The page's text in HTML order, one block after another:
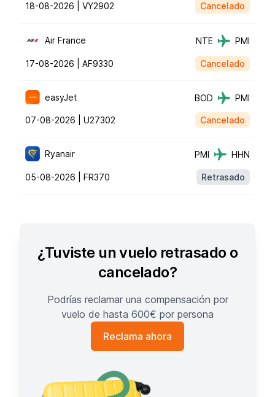
18-08-2026 | VY2902 Cancelado
Air France NTE PMI
17-08-2026 | AF9330 Cancelado
easyJet BOD PMI
07-08-2026 | U27302 Cancelado
Ryanair PMI HHN
05-08-2026 | FR370 Retrasado
¿Tuviste un vuelo retrasado o
cancelado?
Podrías reclamar una compensación por
vuelo de hasta 600€ por persona
Reclama ahora